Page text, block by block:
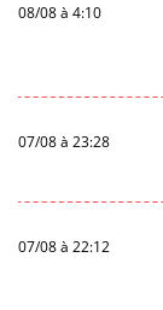
08/08 à 4:10
07/08 à 23:28
07/08 à 22:12